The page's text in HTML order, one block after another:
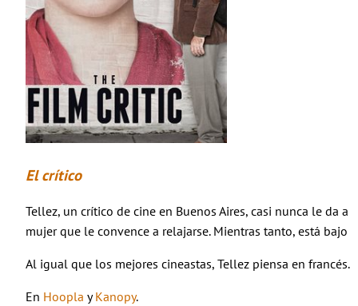
El crítico
Tellez, un crítico de cine en Buenos Aires, casi nunca le da
mujer que le convence a relajarse. Mientras tanto, está
Al igual que los mejores cineastas, Tellez piensa en
En Hoopla yKanopy.